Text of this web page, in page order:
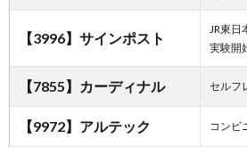
【3996】サインポスト
JR東日
実験開
【7855】カーディナル セルフ
【9972】アルテック コンビ